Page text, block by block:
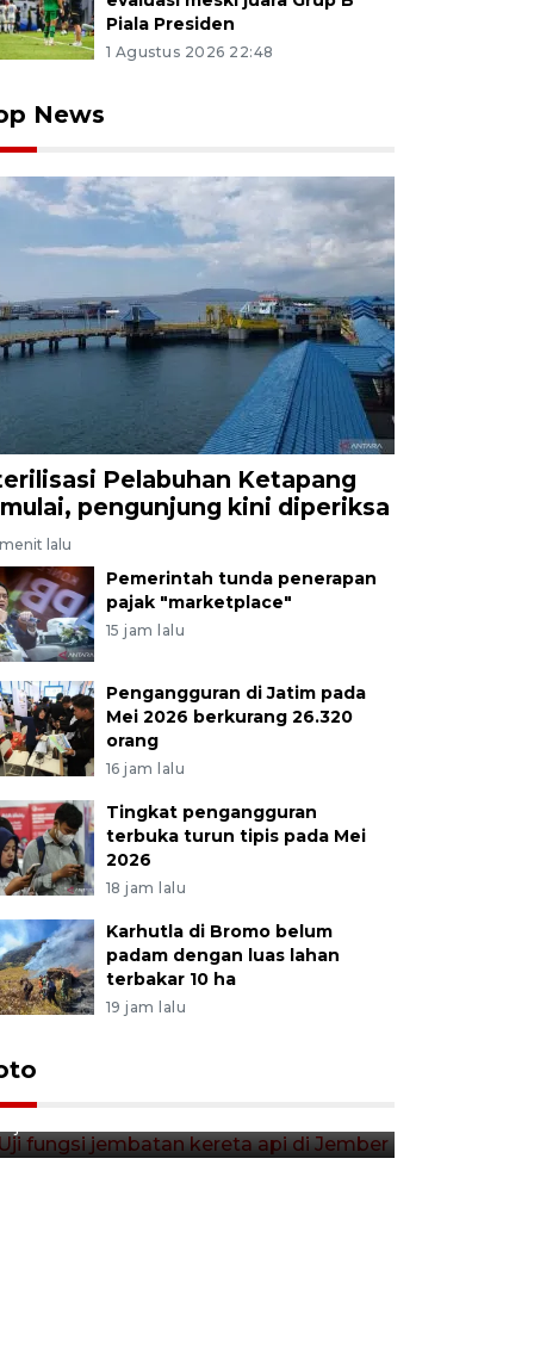
pemudik antre naik kapal perintis Sabuk
Jawa Timur memfasilitasi mudik bareng gratis
pertama dengan tujuan pulau sapeken
91. Antara Jatim/Budi Candra Setya/um
Piala Presiden
1 Agustus 2026 22:48
News
Pelabuhan Ketapang
pengunjung kini diperiksa
lalu
Pemerintah tunda penerapan
pajak "marketplace"
15 jam lalu
Pengangguran di Jatim pada
Mei 2026 berkurang 26.320
orang
16 jam lalu
Tingkat pengangguran
terbuka turun tipis pada Mei
2026
18 jam lalu
Karhutla di Bromo belum
padam dengan luas lahan
terbakar 10 ha
19 jam lalu
Uji fungsi jembatan kereta api
di Jember